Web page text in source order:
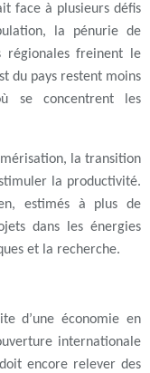
face à plusieurs défis
la pénurie de
régionales freinent le
du pays restent moins
se concentrent les
la transition
la productivité.
estimés à plus de
dans les énergies
et la recherche.
d’une économie en
internationale
encore relever des